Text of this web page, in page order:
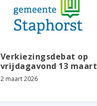
Verkiezingsdebat op
vrijdagavond 13 maart
2 maart 2026